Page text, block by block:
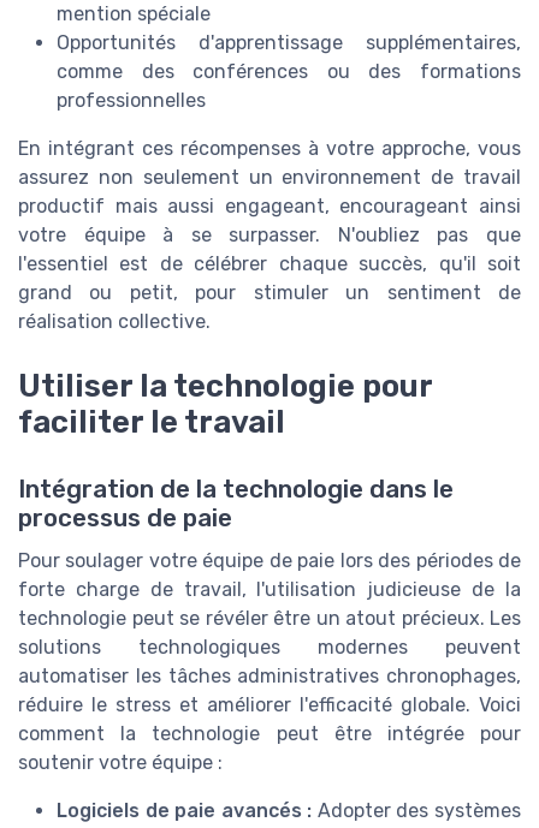
mention spéciale
Opportunités d'apprentissage supplémentaires,
comme des conférences ou des formations
professionnelles
En intégrant ces récompenses à votre approche, vous
assurez non seulement un environnement de travail
productif mais aussi engageant, encourageant ainsi
votre équipe à se surpasser. N'oubliez pas que
l'essentiel est de célébrer chaque succès, qu'il soit
grand ou petit, pour stimuler un sentiment de
réalisation collective.
Utiliser la technologie pour
faciliter le travail
Intégration de la technologie dans le
processus de paie
Pour soulager votre équipe de paie lors des périodes de
forte charge de travail, l'utilisation judicieuse de la
technologie peut se révéler être un atout précieux. Les
solutions technologiques modernes peuvent
automatiser les tâches administratives chronophages,
réduire le stress et améliorer l'efficacité globale. Voici
comment la technologie peut être intégrée pour
soutenir votre équipe :
Logiciels de paie avancés : Adopter des systèmes